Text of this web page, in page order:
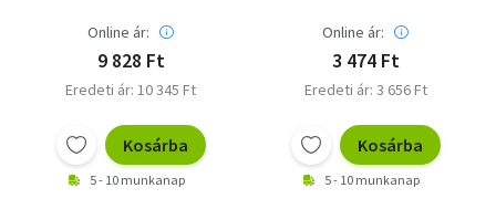
Online ár:
9 828 Ft
Eredeti ár: 10 345 Ft
Kosárba
5 - 10 munkanap
Online ár:
3 474 Ft
Eredeti ár: 3 656 Ft
Kosárba
5 - 10 munkanap